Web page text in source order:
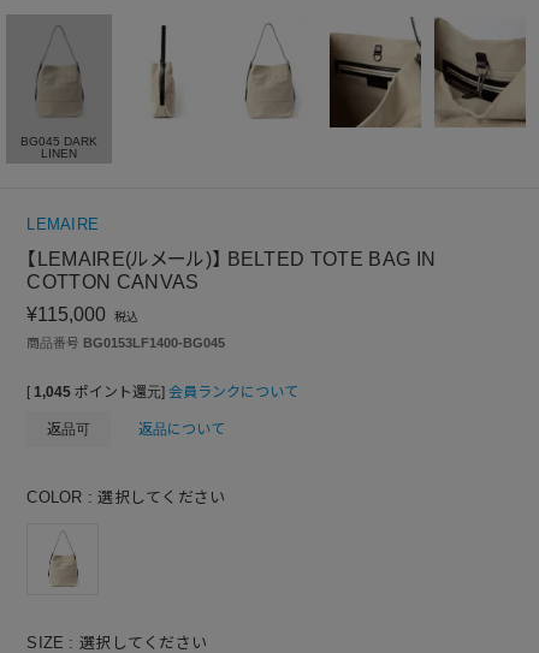
BG045 DARK
LINEN
LEMAIRE
【LEMAIRE(ルメール)】 BELTED TOTE BAG IN
COTTON CANVAS
¥115,000 税込
商品番号 BG0153LF1400-BG045
[ 1,045 ポイント還元] 会員ランクについて
返品可 返品について
COLOR 選択してください
SIZE 選択してください